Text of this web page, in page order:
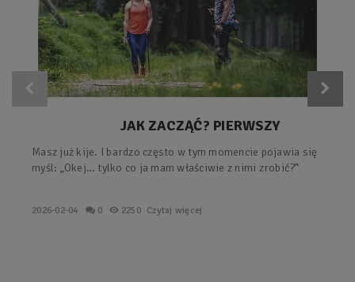
JAK ZACZĄĆ? PIERWSZY
PLAN KROK PO KROKU.
Masz już kije. I bardzo często w tym momencie pojawia się
myśl: „Okej… tylko co ja mam właściwie z nimi zrobić?”
2026-02-04 0 2250 Czytaj więcej